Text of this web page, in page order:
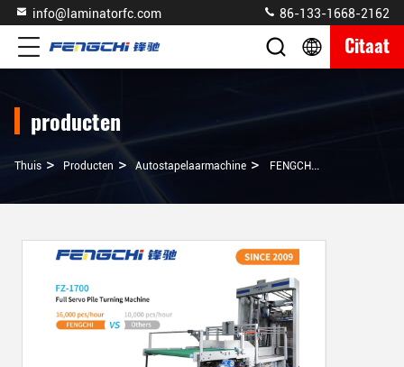
info@laminatorfc.com 86-133-1668-2162
Citaat
producten
Thuis > Producten > Autostapelaarmachine > FENGCHI 10kw Paper Pile Turner Machine Met Multi-Layer Palletizer